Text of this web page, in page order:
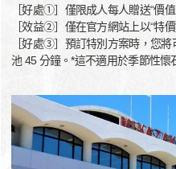
［好處①］僅限成人每人贈送“價
［效益②］僅在官方網站上以“特價
［好處③］預訂特別方案時，您
池 45 分鐘。*這不適用於季節性懷